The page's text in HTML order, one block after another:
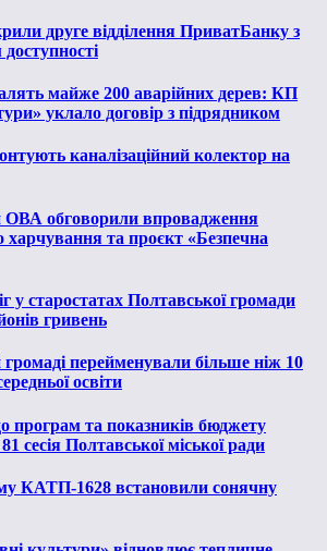
друге відділення ПриватБанку з
майже 200 аварійних дерев: КП
уклало договір з підрядником
каналізаційний колектор на
ОВА обговорили впровадження
та проєкт «Безпечна
у старостатах Полтавської громади
гривень
перейменували більше ніж 10
освіти
програм та показників бюджету
сесія Полтавської міської ради
КАТП-1628 встановили сонячну